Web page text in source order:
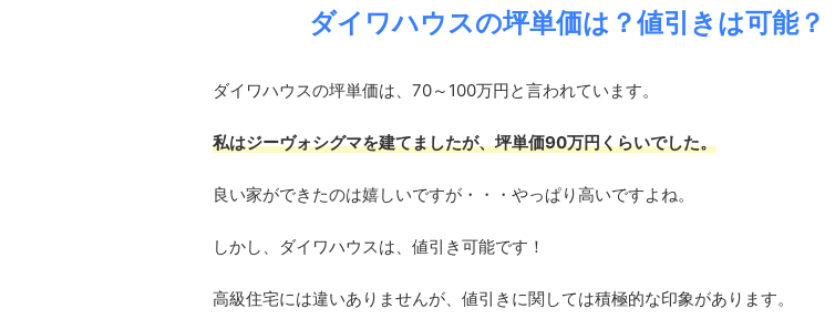
ダイワハウスの坪単価は？値引きは可能？
ダイワハウスの坪単価は、70～100万円と言われています。
私はジーヴォシグマを建てましたが、坪単価90万円くらいでした。
良い家ができたのは嬉しいですが・・・やっぱり高いですよね。
しかし、ダイワハウスは、値引き可能です！
高級住宅には違いありませんが、値引きに関しては積極的な印象があります。